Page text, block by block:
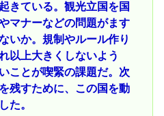
きている。観光立国を国
マナーなどの問題がます
いか。規制やルール作り
以上大きくしないよう
ことが喫緊の課題だ。次
残すために、この国を動
た。